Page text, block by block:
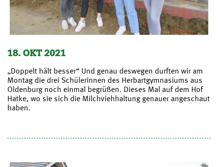
18. OKT 2021
„Doppelt hält besser“ Und genau deswegen durften wir am
Montag die drei Schülerinnen des Herbartgymnasiums aus
Oldenburg noch einmal begrüßen. Dieses Mal auf dem Hof
Hatke, wo sie sich die Milchviehhaltung genauer angeschaut
haben.